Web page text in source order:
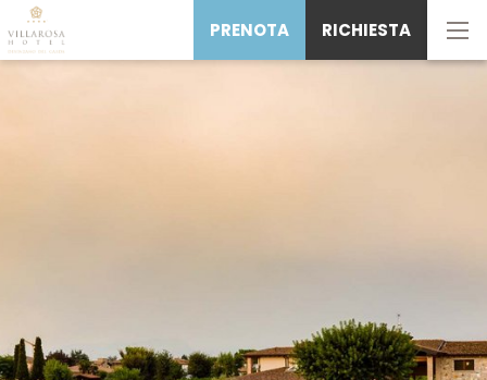
PRENOTA RICHIESTA